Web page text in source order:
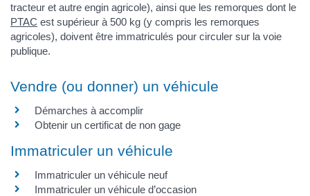
tracteur et autre engin agricole), ainsi que les remorques dont le
PTAC est supérieur à 500 kg (y compris les remorques
agricoles), doivent être immatriculés pour circuler sur la voie
publique.
Vendre (ou donner) un véhicule
Démarches à accomplir
Obtenir un certificat de non gage
Immatriculer un véhicule
Immatriculer un véhicule neuf
Immatriculer un véhicule d’occasion